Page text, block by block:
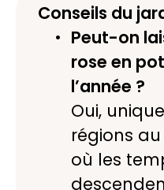
Conseils du
Peut-on
rose en
l’année ?
Oui,
régions
où les